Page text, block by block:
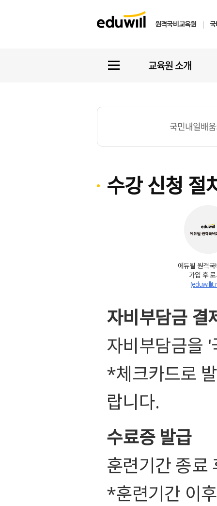
원격국비교육원 |
교육원 소개
국민내일배
수강 신청 절
에듀윌 원격
가입 후
자비부담금 결
자비부담금을
*체크카드로
랍니다.
수료증 발급
훈련기간 종료
*훈련기간 이